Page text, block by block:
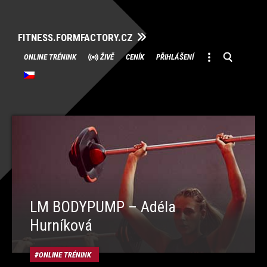
FITNESS.FORMFACTORY.CZ
Přeskočit
na
obsah
ONLINE TRÉNINK ŽIVĚ CENÍK PŘIHLÁŠENÍ
LM BODYPUMP – Adéla
Hurníková
ONLINE TRÉNINK